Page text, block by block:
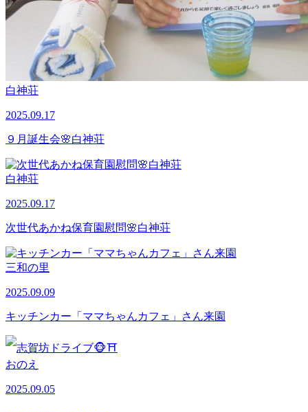
白神荘
2025.09.17
９月誕生会🌸白神荘
白神荘
2025.09.17
次世代あかね保育園慰問🌸白神荘
三和の里
2025.09.09
キッチンカー「ママちゃんカフェ」さん来園
おのえ
2025.09.05